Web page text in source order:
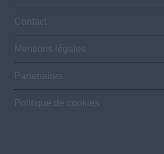
Contact
Mentions légales
Partenaires
Politique de cookies